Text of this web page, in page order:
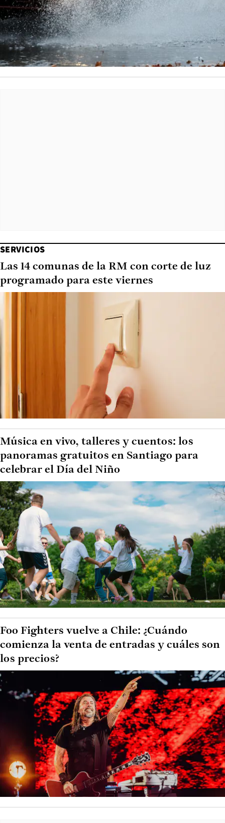
SERVICIOS
Las 14 comunas de la RM con corte de luz
programado para este viernes
Música en vivo, talleres y cuentos: los
panoramas gratuitos en Santiago para
celebrar el Día del Niño
Foo Fighters vuelve a Chile: ¿Cuándo
comienza la venta de entradas y cuáles son
los precios?